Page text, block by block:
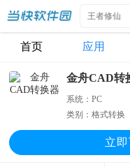
首页 应用
金舟CAD转
系统：PC
类别：格式转换
立